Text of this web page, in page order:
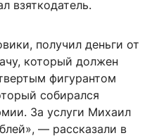
взяткодатель.
получил деньги от
который должен
фигурантом
собирался
За услуги Михаил
— рассказали в